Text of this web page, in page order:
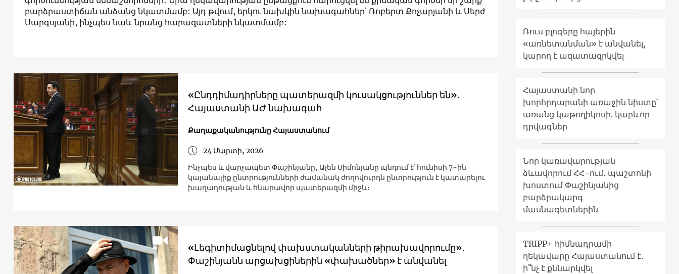
բարձրաստիճան անձանց նկատմամբ: Այդ թվում, երկու նախկին նախագահներ՝ Ռոբերտ Քոչարյանի և Սերժ
Սարգսյանի, ինչպես նաև նրանց հարազատների նկատմամբ:
«Ընդդիմադիրները պատերազմի կուսակցություններ են»․
Հայաստանի ԱԺ նախագահ
Քաղաքականությունը Հայաստանում
24 Մարտի, 2026
Ինչպես և վարչապետ Փաշինյանը, Ալեն Սիմոնյանը պնդում է՝ հունիսի 7-ին
կայանալիք ընտրությունների ժամանակ ժողովուրդն ընտրություն է կատարելու
խաղաղության և հնարավոր պատերազմի միջև։
«Լեգիտիմացնելով փախստականների թիրախավորումը»․
Փաշինյանն արցախցիներին «փախածներ» է անվանել
Ռուս բլոգերը հայերին
«առնետանման» է անվանել,
կարող է ազատազրկվել
Հայաստանի նոր
խորհրդարանի առաջին նիստը՝
առանց կաթողիկոսի. կարևոր
դրվագներ
Նոր կառավարության
ձևավորում ՀՀ-ում․ պաշտոնի
խոստում Փաշինյանից
բարձրակարգ
մասնագետներին
TRIPP+ հիմնադրամի
ղեկավարը Հայաստանում է․
ի՞նչ է քննարկվել